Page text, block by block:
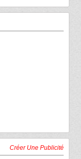
Créer Une Publicité